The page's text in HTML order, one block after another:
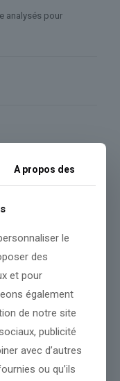
analysés pour
A propos des
le
des
et pour
également
de notre site
publicité
avec d’autres
ou qu’ils